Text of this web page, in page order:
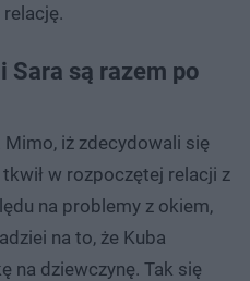
Sara są razem po
Mimo, iż zdecydowali się
w rozpoczętej relacji z
na problemy z okiem,
na to, że Kuba
na dziewczynę. Tak się